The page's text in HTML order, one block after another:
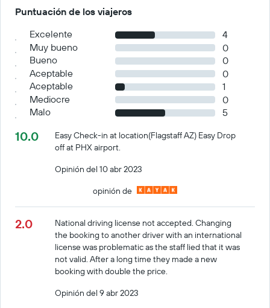
Puntuación de los viajeros
Excelente
4
Muy bueno
0
Bueno
0
Aceptable
0
Aceptable
1
Mediocre
0
Malo
5
10.0
Easy Check-in at location(Flagstaff AZ) Easy Drop
off at PHX airport.
Opinión del 10 abr 2023
opinión de
2.0
National driving license not accepted. Changing
the booking to another driver with an international
license was problematic as the staff lied that it was
not valid. After a long time they made a new
booking with double the price.
Opinión del 9 abr 2023